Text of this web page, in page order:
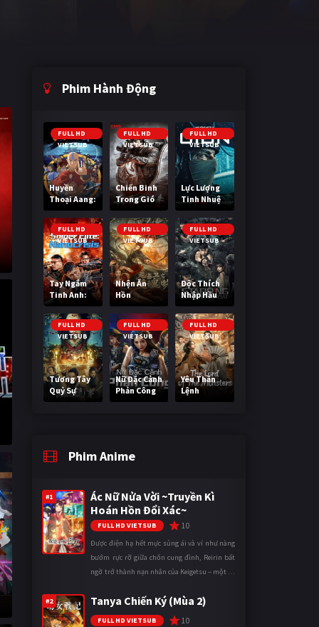
Phim Hành Động
FULL HD
VIETSUB
Huyền
Thoại Aang:
Tiết Khí Sư
Cuối Cùng
FULL HD
VIETSUB
Chiến Binh
Trong Gió
FULL HD
VIETSUB
Lực Lượng
Tinh Nhuệ
FULL HD
VIETSUB
Tay Ngắm
Tinh Anh:
Nguy Cơ
Nano
FULL HD
VIETSUB
Nhện Ăn
Hồn
FULL HD
VIETSUB
Độc Thích
Nhập Hầu
FULL HD
VIETSUB
Tương Tây
Quỷ Sự
FULL HD
VIETSUB
Nữ Đặc Cảnh
Phản Công
FULL HD
VIETSUB
Yêu Thần
Lệnh
Phim Anime
#1
Ác Nữ Nửa Vời ~Truyền Kì
Hoán Hồn Đổi Xác~
FULL HD VIETSUB 10
Được điện hạ hết mực sủng ái và ví như nàng
bướm rực rỡ giữa chốn cung đình, Reirin bất
ngờ trở thành nạn nhân của Keigetsu – một kẻ
thuật để hoán đổi th ...
#2 Tanya Chiến Ký (Mùa 2)
FULL HD VIETSUB 10